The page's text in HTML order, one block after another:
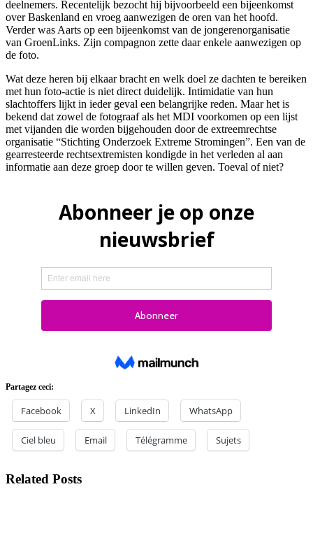
deelnemers. Recentelijk bezocht hij bijvoorbeeld een bijeenkomst
over Baskenland en vroeg aanwezigen de oren van het hoofd.
Verder was Aarts op een bijeenkomst van de jongerenorganisatie
van GroenLinks. Zijn compagnon zette daar enkele aanwezigen op
de foto.
Wat deze heren bij elkaar bracht en welk doel ze dachten te bereiken
met hun foto-actie is niet direct duidelijk. Intimidatie van hun
slachtoffers lijkt in ieder geval een belangrijke reden. Maar het is
bekend dat zowel de fotograaf als het MDI voorkomen op een lijst
met vijanden die worden bijgehouden door de extreemrechtse
organisatie “Stichting Onderzoek Extreme Stromingen”. Een van de
gearresteerde rechtsextremisten kondigde in het verleden al aan
informatie aan deze groep door te willen geven. Toeval of niet?
Partagez ceci:
Facebook X LinkedIn WhatsApp
Ciel bleu Email Télégramme Sujets
Related Posts